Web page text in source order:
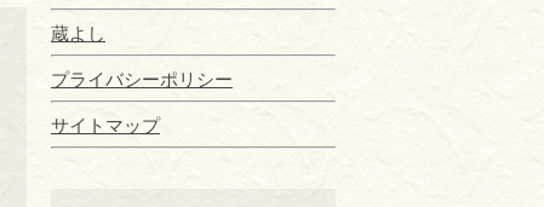
蔵よし
プライバシーポリシー
サイトマップ